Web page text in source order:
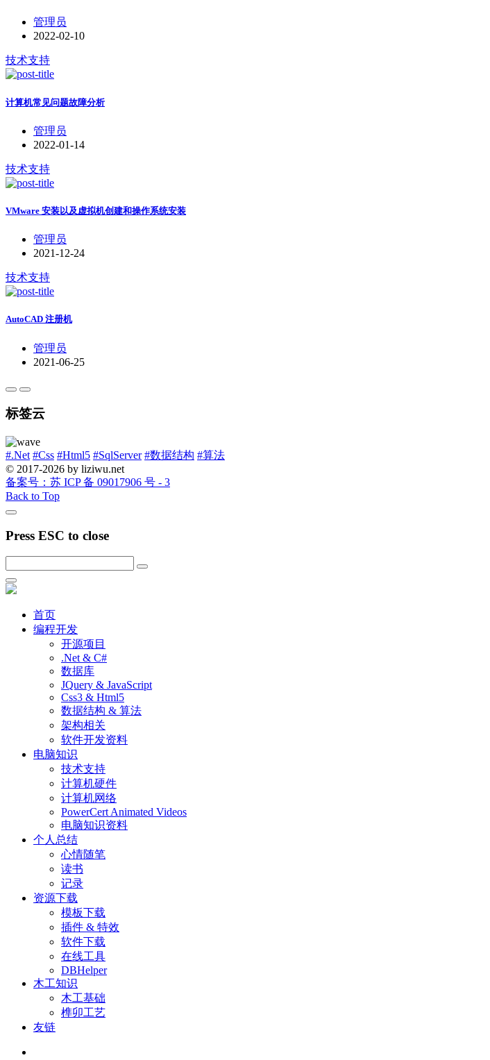
管理员
2022-02-10
技术支持
计算机常见问题故障分析
管理员
2022-01-14
技术支持
VMware 安装以及虚拟机创建和操作系统安装
管理员
2021-12-24
技术支持
AutoCAD 注册机
管理员
2021-06-25
标签云
#.Net #Css #Html5 #SqlServer #数据结构 #算法
© 2017-2026 by liziwu.net
备案号：苏 ICP 备 09017906 号 - 3
Back to Top
Press ESC to close
首页
编程开发
开源项目
.Net & C#
数据库
JQuery & JavaScript
Css3 & Html5
数据结构 & 算法
架构相关
软件开发资料
电脑知识
技术支持
计算机硬件
计算机网络
PowerCert Animated Videos
电脑知识资料
个人总结
心情随笔
读书
记录
资源下载
模板下载
插件 & 特效
软件下载
在线工具
DBHelper
木工知识
木工基础
榫卯工艺
友链